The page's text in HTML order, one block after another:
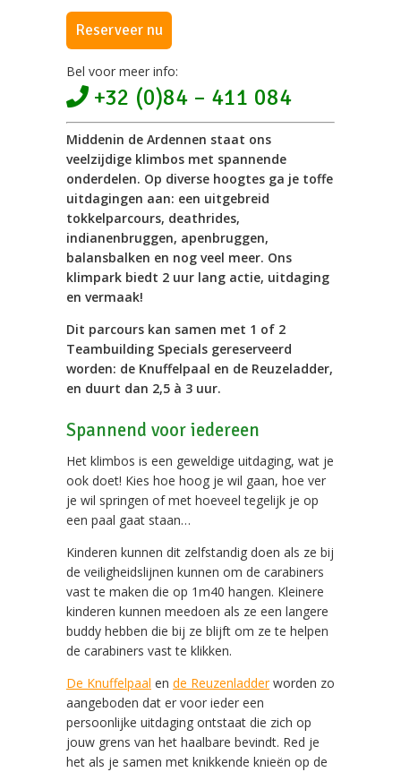
Reserveer nu
Bel voor meer info:
+32 (0)84 – 411 084
Middenin de Ardennen staat ons
veelzijdige klimbos met spannende
onderdelen. Op diverse hoogtes ga je toffe
uitdagingen aan: een uitgebreid
tokkelparcours, deathrides,
indianenbruggen, apenbruggen,
balansbalken en nog veel meer. Ons
klimpark biedt 2 uur lang actie, uitdaging
en vermaak!
Dit parcours kan samen met 1 of 2
Teambuilding Specials gereserveerd
worden: de Knuffelpaal en de Reuzeladder,
en duurt dan 2,5 à 3 uur.
Spannend voor iedereen
Het klimbos is een geweldige uitdaging, wat je
ook doet! Kies hoe hoog je wil gaan, hoe ver
je wil springen of met hoeveel tegelijk je op
een paal gaat staan…
Kinderen kunnen dit zelfstandig doen als ze bij
de veiligheidslijnen kunnen om de carabiners
vast te maken die op 1m40 hangen. Kleinere
kinderen kunnen meedoen als ze een langere
buddy hebben die bij ze blijft om ze te helpen
de carabiners vast te klikken.
De Knuffelpaal en de Reuzenladderworden zo
aangeboden dat er voor ieder een
persoonlijke uitdaging ontstaat die zich op
jouw grens van het haalbare bevindt. Red je
het als je samen met knikkende knieën op de